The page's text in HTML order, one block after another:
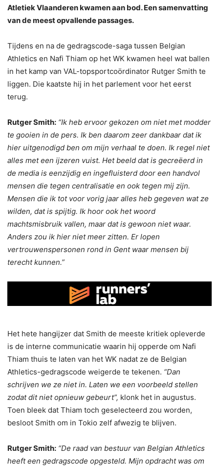
Atletiek Vlaanderen kwamen aan bod. Een samenvatting
van de meest opvallende passages.
Tijdens en na de gedragscode-saga tussen Belgian
Athletics en Nafi Thiam op het WK kwamen heel wat ballen
in het kamp van VAL-topsportcoördinator Rutger Smith te
liggen. Die kaatste hij in het parlement voor het eerst
terug.
Rutger Smith: “Ik heb ervoor gekozen om niet met modder
te gooien in de pers. Ik ben daarom zeer dankbaar dat ik
hier uitgenodigd ben om mijn verhaal te doen. Ik regel niet
alles met een ijzeren vuist. Het beeld dat is gecreëerd in
de media is eenzijdig en ingefluisterd door een handvol
mensen die tegen centralisatie en ook tegen mij zijn.
Mensen die ik tot voor vorig jaar alles heb gegeven wat ze
wilden, dat is spijtig. Ik hoor ook het woord
machtsmisbruik vallen, maar dat is gewoon niet waar.
Anders zou ik hier niet meer zitten. Er lopen
vertrouwenspersonen rond in Gent waar mensen bij
terecht kunnen.”
Het hete hangijzer dat Smith de meeste kritiek opleverde
is de interne communicatie waarin hij opperde om Nafi
Thiam thuis te laten van het WK nadat ze de Belgian
Athletics-gedragscode weigerde te tekenen. “Dan
schrijven we ze niet in. Laten we een voorbeeld stellen
zodat dit niet opnieuw gebeurt”, klonk het in augustus.
Toen bleek dat Thiam toch geselecteerd zou worden,
besloot Smith om in Tokio zelf afwezig te blijven.
Rutger Smith: “De raad van bestuur van Belgian Athletics
heeft een gedragscode opgesteld. Mijn opdracht was om